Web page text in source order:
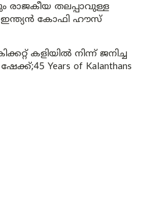
രാജകീയ തലപ്പാവുള്ള
ഇന്ത്യൻ കോഫി ഹൗസ്
കളിയിൽ നിന്ന് ജനിച്ച
Years of Kalanthans